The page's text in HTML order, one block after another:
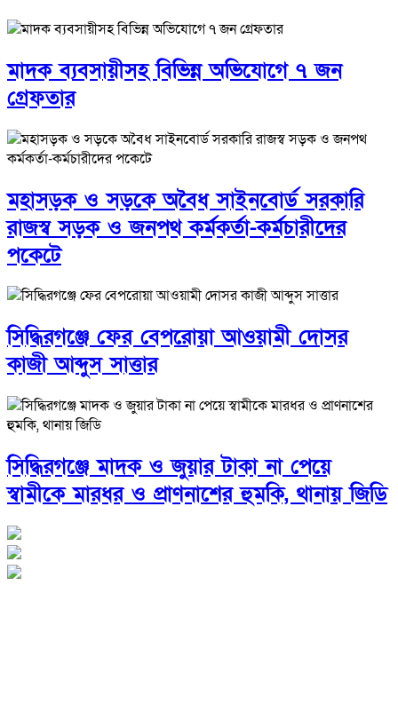
মাদক ব্যবসায়ীসহ বিভিন্ন অভিযোগে ৭ জন
গ্রেফতার
মহাসড়ক ও সড়কে অবৈধ সাইনবোর্ড সরকারি
রাজস্ব সড়ক ও জনপথ কর্মকর্তা-কর্মচারীদের
পকেটে
সিদ্ধিরগঞ্জে ফের বেপরোয়া আওয়ামী দোসর
কাজী আব্দুস সাত্তার
সিদ্ধিরগঞ্জে মাদক ও জুয়ার টাকা না পেয়ে
স্বামীকে মারধর ও প্রাণনাশের হুমকি, থানায় জিডি